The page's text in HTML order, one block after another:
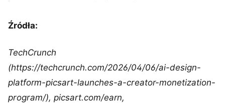
Źródła:
TechCrunch
(https://techcrunch.com/2026/04/06/ai-design-
platform-picsart-launches-a-creator-monetization-
program/), picsart.com/earn,